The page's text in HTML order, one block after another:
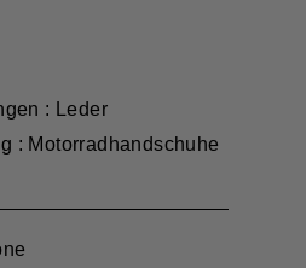
: Leder
: Motorradhandschuhe